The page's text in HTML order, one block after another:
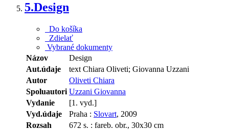
5.Design
Do košíka
Zdielať
Vybrané dokumenty
Názov
Design
Aut.údaje
text Chiara Oliveti; Giovanna Uzzani
Autor
Oliveti Chiara
Spoluautori Uzzani Giovanna
Vydanie
[1. vyd.]
Vyd.údaje
Praha : Slovart, 2009
Rozsah
672 s. : fareb. obr., 30x30 cm